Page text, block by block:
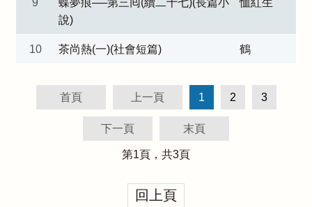
9
蝶夢痕──第三囘(續二十七)(長篇小
說)
恤紅生
10 茶尚熱(一)(社會短篇) 鶴
首頁 上一頁 1 2 3
下一頁 末頁
第1頁，共3頁
回上頁